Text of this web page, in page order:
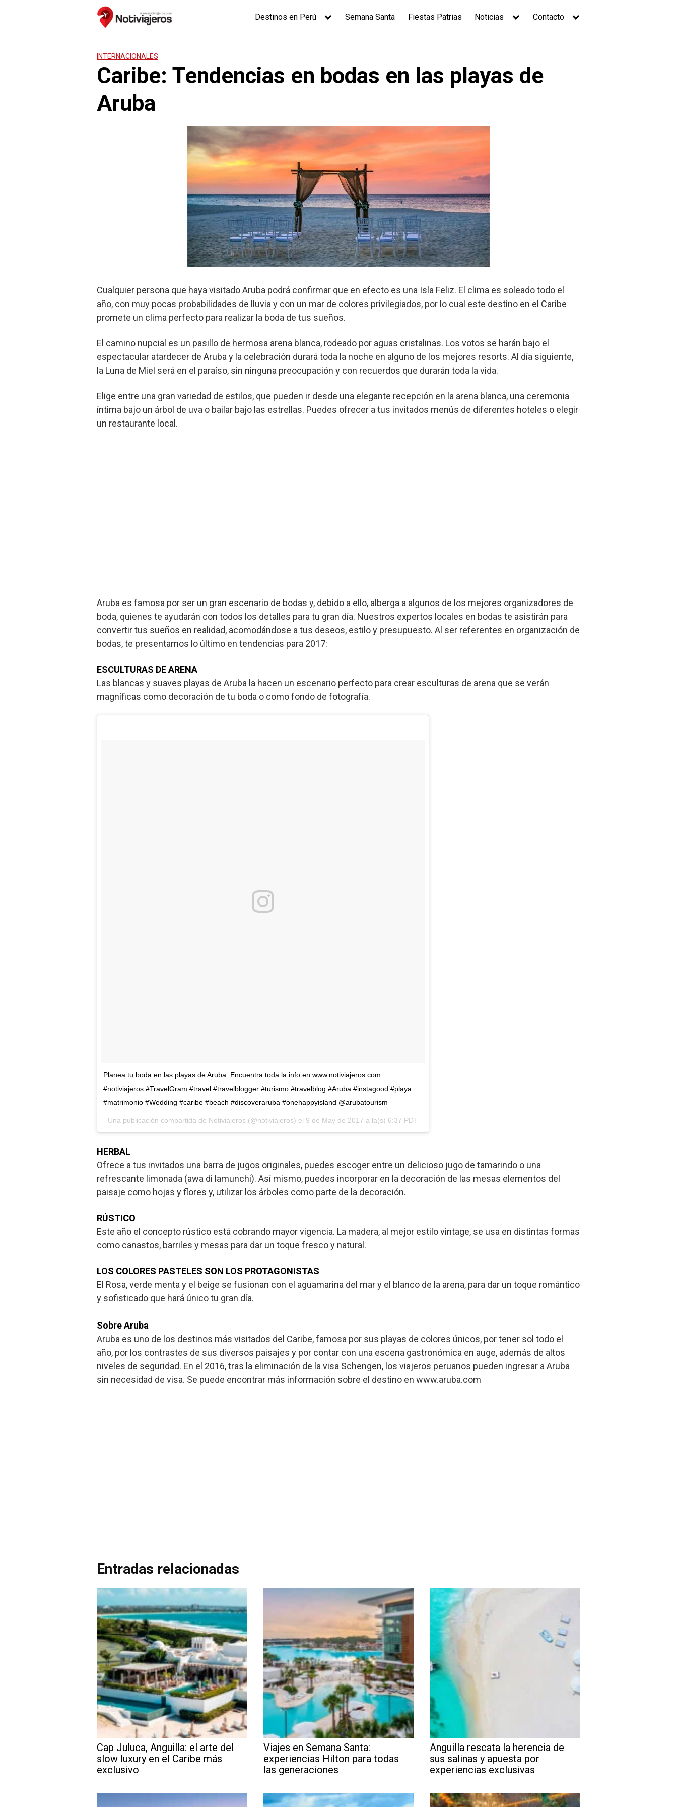
Destinos en Perú Semana Santa Fiestas Patrias Noticias Contacto
INTERNACIONALES
Caribe: Tendencias en bodas en las playas de
Aruba
Cualquier persona que haya visitado Aruba podrá confirmar que en efecto es una Isla Feliz. El clima es soleado todo el
año, con muy pocas probabilidades de lluvia y con un mar de colores privilegiados, por lo cual este destino en el Caribe
promete un clima perfecto para realizar la boda de tus sueños.
El camino nupcial es un pasillo de hermosa arena blanca, rodeado por aguas cristalinas. Los votos se harán bajo el
espectacular atardecer de Aruba y la celebración durará toda la noche en alguno de los mejores resorts. Al día siguiente,
la Luna de Miel será en el paraíso, sin ninguna preocupación y con recuerdos que durarán toda la vida.
Elige entre una gran variedad de estilos, que pueden ir desde una elegante recepción en la arena blanca, una ceremonia
íntima bajo un árbol de uva o bailar bajo las estrellas. Puedes ofrecer a tus invitados menús de diferentes hoteles o elegir
un restaurante local.
Aruba es famosa por ser un gran escenario de bodas y, debido a ello, alberga a algunos de los mejores organizadores de
boda, quienes te ayudarán con todos los detalles para tu gran día. Nuestros expertos locales en bodas te asistirán para
convertir tus sueños en realidad, acomodándose a tus deseos, estilo y presupuesto. Al ser referentes en organización de
bodas, te presentamos lo último en tendencias para 2017:
ESCULTURAS DE ARENA
Las blancas y suaves playas de Aruba la hacen un escenario perfecto para crear esculturas de arena que se verán
magníficas como decoración de tu boda o como fondo de fotografía.
Planea tu boda en las playas de Aruba. Encuentra toda la info en www.notiviajeros.com
#notiviajeros #TravelGram #travel #travelblogger #turismo #travelblog #Aruba #instagood #playa
#matrimonio #Wedding #caribe #beach #discoveraruba #onehappyisland @arubatourism
Una publicación compartida de Notiviajeros (@notiviajeros) el 9 de May de 2017 a la(s) 6:37 PDT
HERBAL
Ofrece a tus invitados una barra de jugos originales, puedes escoger entre un delicioso jugo de tamarindo o una
refrescante limonada (awa di lamunchi). Así mismo, puedes incorporar en la decoración de las mesas elementos del
paisaje como hojas y flores y, utilizar los árboles como parte de la decoración.
RÚSTICO
Este año el concepto rústico está cobrando mayor vigencia. La madera, al mejor estilo vintage, se usa en distintas formas
como canastos, barriles y mesas para dar un toque fresco y natural.
LOS COLORES PASTELES SON LOS PROTAGONISTAS
El Rosa, verde menta y el beige se fusionan con el aguamarina del mar y el blanco de la arena, para dar un toque romántico
y sofisticado que hará único tu gran día.
Sobre Aruba
Aruba es uno de los destinos más visitados del Caribe, famosa por sus playas de colores únicos, por tener sol todo el
año, por los contrastes de sus diversos paisajes y por contar con una escena gastronómica en auge, además de altos
niveles de seguridad. En el 2016, tras la eliminación de la visa Schengen, los viajeros peruanos pueden ingresar a Aruba
sin necesidad de visa. Se puede encontrar más información sobre el destino en www.aruba.com
Entradas relacionadas
Cap Juluca, Anguilla: el arte del
slow luxury en el Caribe más
exclusivo
Viajes en Semana Santa:
experiencias Hilton para todas
las generaciones
Anguilla rescata la herencia de
sus salinas y apuesta por
experiencias exclusivas